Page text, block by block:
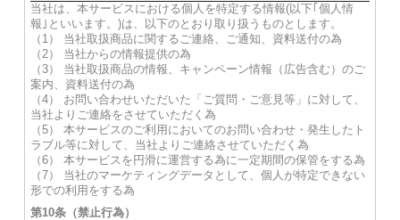
当社は、本サービスにおける個人を特定する情報(以下｢個人情
報｣といいます。)は、以下のとおり取り扱うものとします。
（1） 当社取扱商品に関するご連絡、ご通知、資料送付の為
（2） 当社からの情報提供の為
（3） 当社取扱商品の情報、キャンペーン情報（広告含む）のご
案内、資料送付の為
（4） お問い合わせいただいた「ご質問・ご意見等」に対して、
当社よりご連絡をさせていただく為
（5） 本サービスのご利用においてのお問い合わせ・発生したト
ラブル等に対して、当社よりご連絡させていただく為
（6） 本サービスを円滑に運営する為に一定期間の保管をする為
（7） 当社のマーケティングデータとして、個人が特定できない
形での利用をする為
第10条（禁止行為）